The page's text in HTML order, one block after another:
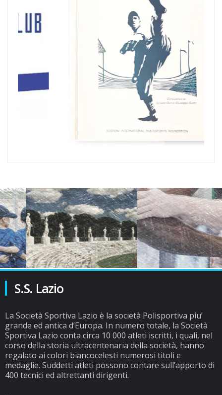
S.S. Lazio
La Società Sportiva Lazio è la società Polisportiva piu’
grande ed antica d’Europa. In numero totale, la Società
Sportiva Lazio conta circa 10 000 atleti iscritti, i quali, nel
corso della storia ultracentenaria della società, hanno
regalato ai colori biancocelesti numerosi titoli e
medaglie. Suddetti atleti possono contare sull’apporto di
400 tecnici ed altrettanti dirigenti.